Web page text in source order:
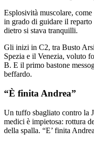
Esplosività muscolare,
in grado di guidare il
dietro si stava tranquilli.
Gli inizi in C2, tra Busto
Spezia e il Venezia, voluto
B. E il primo bastone
beffardo.
“È finita Andrea”
Un tuffo sbagliato contro la
medici è impietosa: rottura
della spalla. “E’ finita